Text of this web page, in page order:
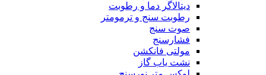
دیتالاگر دما و رطوبت
رطوبت سنج و ترمومتر
صوت سنج
فشارسنج
مولتی فانکشن
نشت یاب گاز